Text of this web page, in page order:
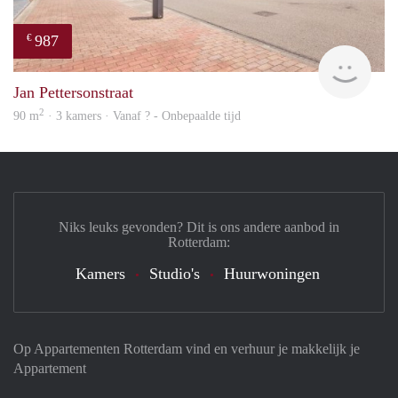
€ 987
Jan Pettersonstraat
90 m2 · 3 kamers · Vanaf ? - Onbepaalde tijd
Op Appartementen Rotterdam vind en verhuur je makkelijk je
Appartement
Niks leuks gevonden? Dit is ons andere aanbod in
Rotterdam:
Kamers Studio's Huurwoningen